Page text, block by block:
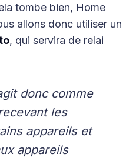
tombe bien, Home
allons donc utiliser un
, qui servira de relai
donc comme
les
appareils et
appareils